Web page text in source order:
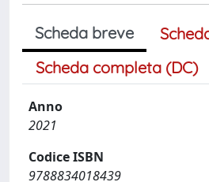
Scheda breve
Scheda completa (DC)
Anno
2021
Codice ISBN
9788834018439